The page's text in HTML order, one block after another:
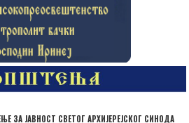
ЗА ЈАВНОСТ СВЕТОГ АРХИЈЕРЕЈСКОГ СИНОДА